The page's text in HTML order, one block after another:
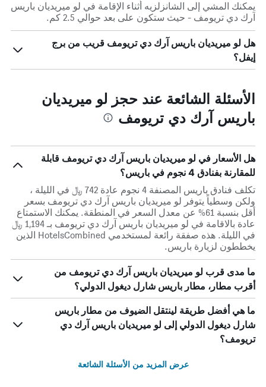
يمكنك المشي إلى الشانزلزيه أثناء الإقامة في لو ميريديان باريس
آرك دي تريومف - حيث ستكون على بعد حوالي 2.5 كم.
هل لو ميريديان باريس آرك دي تريومف قريب من برج
إيفل؟
الأسئلة الشائعة عند حجز لو ميريديان
باريس آرك دي تريومف
هل الأسعار في لو ميريديان باريس آرك دي تريومف قابلة
للمقارنة بفنادق 4 نجوم في باريس؟
تكلف فنادق باريس المصنفة 4 نجوم عادة 742 ﷼ في الليلة ،
ولكن وسطياً يتوفر لو ميريديان باريس آرك دي تريومف بسعر
أقل بنسبة 61% عن معدل السعر في المنطقة. يمكنك الاستمتاع
عادة بالاقامة في لو ميريديان باريس آرك دي تريومف بـ 1,194 ﷼
في الليلة. هذه صفقة رائعة لمستخدمي HotelsCombined الذين
يخططون لزيارة باريس.
ما مدى قرب لو ميريديان باريس آرك دي تريومف من
أقرب مطار، مطار باريس شارل ديغول الدولي؟
ما هي أفضل طريقة لينتقل الضيوف من مطار باريس
شارل ديغول الدولي إلى لو ميريديان باريس آرك دي
تريومف؟
عرض المزيد من الأسئلة الشائعة